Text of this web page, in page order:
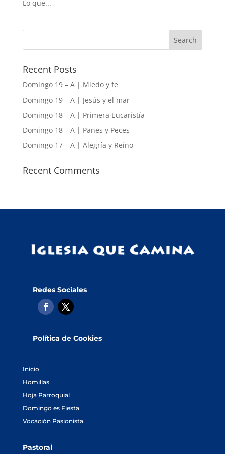
Lo que...
Recent Posts
Domingo 19 – A | Miedo y fe
Domingo 19 – A | Jesús y el mar
Domingo 18 – A | Primera Eucaristía
Domingo 18 – A | Panes y Peces
Domingo 17 – A | Alegría y Reino
Recent Comments
Redes Sociales
Política de Cookies
Inicio
Homilías
Hoja Parroquial
Domingo es Fiesta
Vocación Pasionista
Pastoral